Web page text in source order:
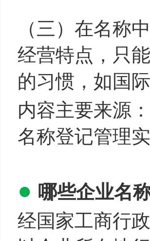
（三）在名称
经营特点，只
的习惯，如国
内容主要来源
名称登记管理
● 哪些企业名
经国家工商行